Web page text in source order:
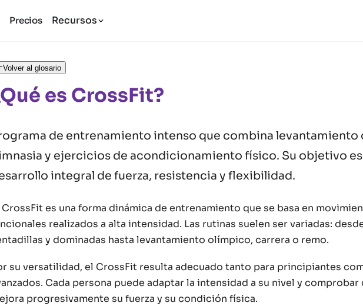
Precios Recursos
Volver al glosario
es CrossFit?
de entrenamiento intenso que combina levantamiento
y ejercicios de acondicionamiento físico. Su objetivo
integral de fuerza, resistencia y flexibilidad.
CrossFit es una forma dinámica de entrenamiento que se basa en
realizados a alta intensidad. Las rutinas suelen ser variadas:
y dominadas hasta levantamiento olímpico, carrera o remo.
su versatilidad, el CrossFit resulta adecuado tanto para principiantes
Cada persona puede adaptar la intensidad a su nivel y comprobar
progresivamente su fuerza y su condición física.